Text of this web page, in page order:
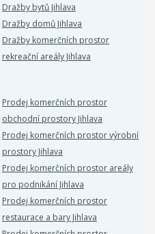
Dražby bytů Jihlava
Dražby domů Jihlava
Dražby komerčních prostor
rekreační areály Jihlava
Prodej komerčních prostor
obchodní prostory Jihlava
Prodej komerčních prostor výrobní
prostory Jihlava
Prodej komerčních prostor areály
pro podnikání Jihlava
Prodej komerčních prostor
restaurace a bary Jihlava